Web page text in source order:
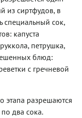
из сиртфудов, в
специальный сок,
капуста
петрушка,
блюд:
с гречневой
этапа разрешаются
два сока.